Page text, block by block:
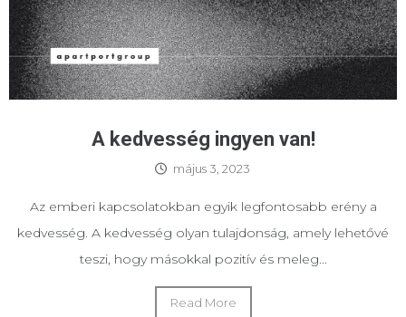
A kedvesség ingyen van!
május 3, 2023
Az emberi kapcsolatokban egyik legfontosabb erény a
kedvesség. A kedvesség olyan tulajdonság, amely lehetővé
teszi, hogy másokkal pozitív és meleg...
Read More